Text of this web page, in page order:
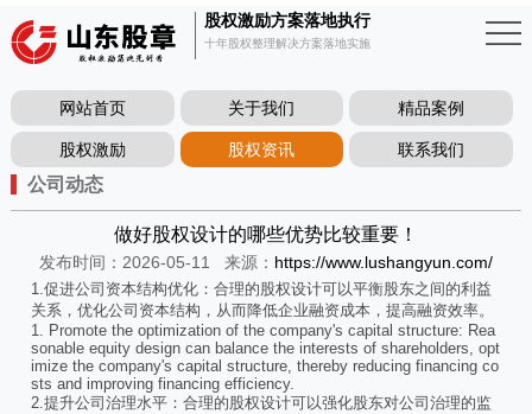
股权激励方案落地执行
十年股权整理解决方案落地实施
网站首页 关于我们 精品案例
股权激励 股权资讯 联系我们
公司动态
做好股权设计的哪些优势比较重要！
发布时间：2026-05-11 来源： https://www.lushangyun.com/
1.促进公司资本结构优化：合理的股权设计可以平衡股东之间的利益
关系，优化公司资本结构，从而降低企业融资成本，提高融资效率。
1. Promote the optimization of the company's capital structure: Rea
sonable equity design can balance the interests of shareholders, opt
imize the company's capital structure, thereby reducing financing co
sts and improving financing efficiency.
2.提升公司治理水平：合理的股权设计可以强化股东对公司治理的监